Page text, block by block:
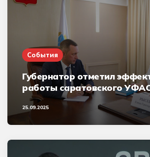
События
Губернатор отметил
работы саратовского
25.09.2025